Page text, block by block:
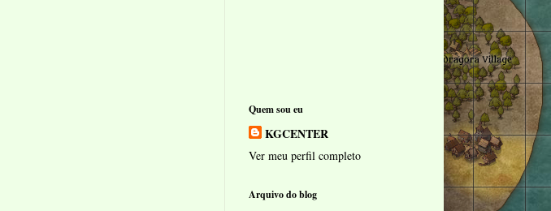
Quem sou eu
KGCENTER
Ver meu perfil completo
Arquivo do blog